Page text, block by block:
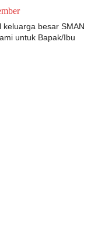
besar SMAN
untuk Bapak/Ibu